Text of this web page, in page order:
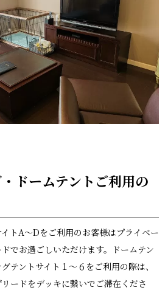
ドームテントご利用の
トA～Dをご利用のお客様はプライベー
でお過ごしいただけます。ドームテン
テントサイト１～６をご利用の際は、
ードをデッキに繋いでご滞在くださ